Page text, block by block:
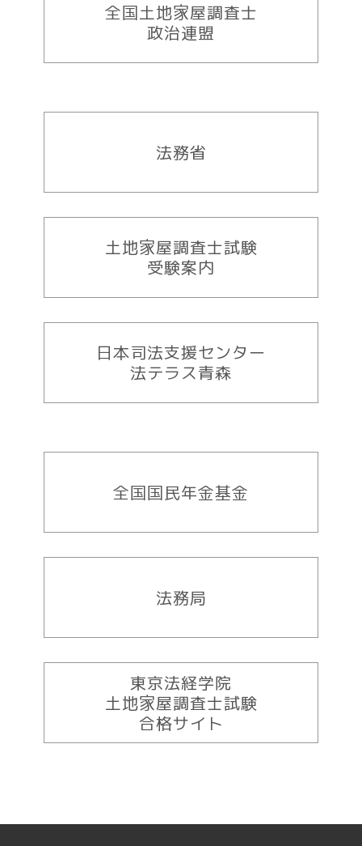
全国土地家屋調査士
政治連盟
法務省
土地家屋調査士試験
受験案内
日本司法支援センター
法テラス青森
全国国民年金基金
法務局
東京法経学院
土地家屋調査士試験
合格サイト